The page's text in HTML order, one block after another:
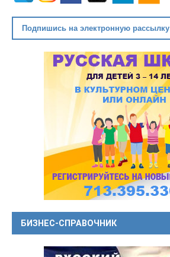
Подпишись на электронную рассылку
БИЗНЕС-СПРАВОЧНИК